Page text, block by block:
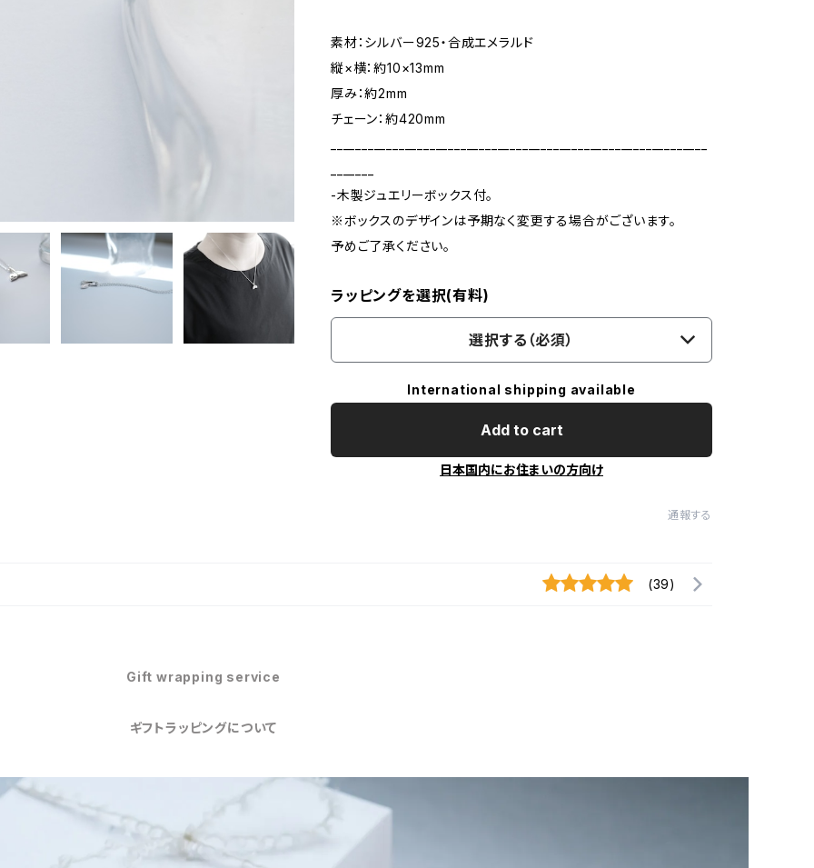
素材：シルバー925・合成エメラルド
縦×横：約10×13mm
厚み：約2mm
チェーン：約420mm
-木製ジュエリーボックス付。
※ボックスのデザインは予期なく変更する場合がございます。
予めご了承ください。
ラッピングを選択(有料)
選択する（必須）
International shipping available
Add to cart
日本国内にお住まいの方向け
通報する
(39)
Gift wrapping service
ギフトラッピングについて